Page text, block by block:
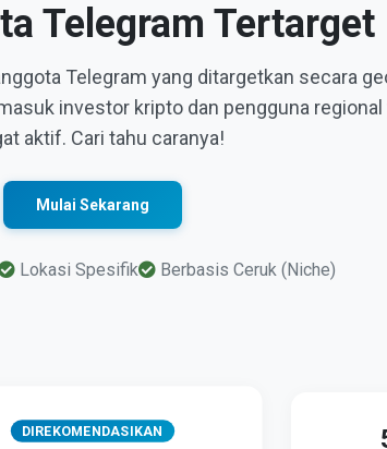
Telegram Tertarget
Telegram yang ditargetkan secara
investor kripto dan pengguna regional
aktif. Cari tahu caranya!
Mulai Sekarang
Lokasi Spesifik Berbasis Ceruk (Niche)
DIREKOMENDASIKAN